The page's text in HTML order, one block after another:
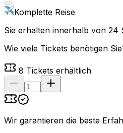
Komplette Reise
Sie erhalten innerhalb von 24
Wie viele Tickets benötigen
8 Tickets erhältlich
Wir garantieren die beste